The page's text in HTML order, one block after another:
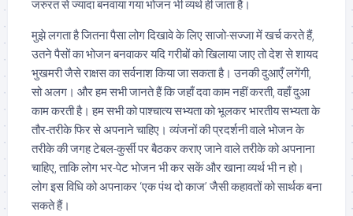
जरुरत से ज्यादा बनवाया गया भोजन भी व्यर्थ ही जाता है।
मुझे लगता है जितना पैसा लोग दिखावे के लिए साजो-सज्जा में खर्च करते हैं,
उतने पैसों का भोजन बनवाकर यदि गरीबों को खिलाया जाए तो देश से शायद
भुखमरी जैसे राक्षस का सर्वनाश किया जा सकता है। उनकी दुआएँ लगेंगी,
सो अलग। और हम सभी जानते हैं कि जहाँ दवा काम नहीं करती, वहाँ दुआ
काम करती है। हम सभी को पाश्चात्य सभ्यता को भूलकर भारतीय सभ्यता के
तौर-तरीके फिर से अपनाने चाहिए। व्यंजनों की प्रदर्शनी वाले भोजन के
तरीके की जगह टेबल-कुर्सी पर बैठकर कराए जाने वाले तरीके को अपनाना
चाहिए, ताकि लोग भर-पेट भोजन भी कर सकें और खाना व्यर्थ भी न हो।
लोग इस विधि को अपनाकर ‘एक पंथ दो काज’ जैसी कहावतों को सार्थक बना
सकते हैं।